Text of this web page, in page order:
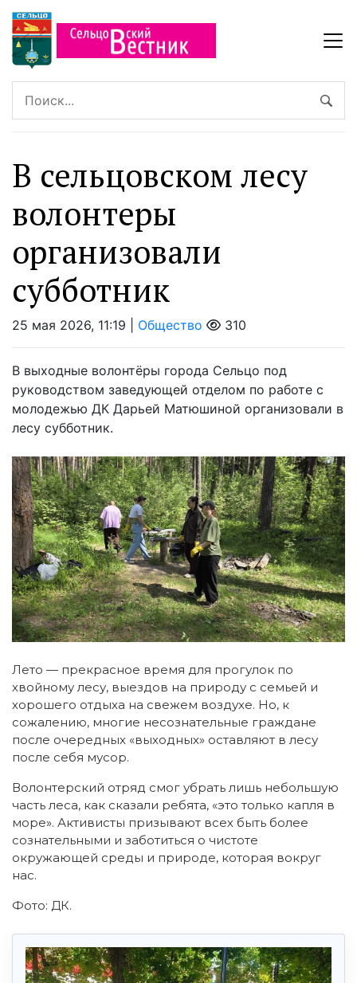
В сельцовском лесу
волонтеры
организовали
субботник
25 мая 2026, 11:19 | Общество 310
В выходные волонтёры города Сельцо под
руководством заведующей отделом по работе с
молодежью ДК Дарьей Матюшиной организовали в
лесу субботник.
Лето — прекрасное время для прогулок по
хвойному лесу, выездов на природу с семьей и
хорошего отдыха на свежем воздухе. Но, к
сожалению, многие несознательные граждане
после очередных «выходных» оставляют в лесу
после себя мусор.
Волонтерский отряд смог убрать лишь небольшую
часть леса, как сказали ребята, «это только капля в
море». Активисты призывают всех быть более
сознательными и заботиться о чистоте
окружающей среды и природе, которая вокруг
нас.
Фото: ДК.